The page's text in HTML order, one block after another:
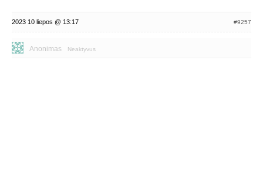
2023 10 liepos @ 13:17 #9257
Anonimas Neaktyvus